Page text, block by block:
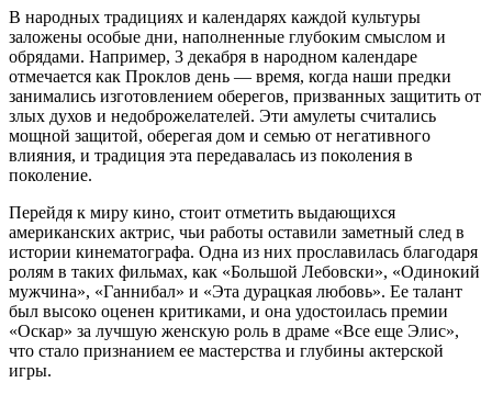
В народных традициях и календарях каждой культуры
заложены особые дни, наполненные глубоким смыслом и
обрядами. Например, 3 декабря в народном календаре
отмечается как Проклов день — время, когда наши предки
занимались изготовлением оберегов, призванных защитить от
злых духов и недоброжелателей. Эти амулеты считались
мощной защитой, оберегая дом и семью от негативного
влияния, и традиция эта передавалась из поколения в
поколение.
Перейдя к миру кино, стоит отметить выдающихся
американских актрис, чьи работы оставили заметный след в
истории кинематографа. Одна из них прославилась благодаря
ролям в таких фильмах, как «Большой Лебовски», «Одинокий
мужчина», «Ганнибал» и «Эта дурацкая любовь». Ее талант
был высоко оценен критиками, и она удостоилась премии
«Оскар» за лучшую женскую роль в драме «Все еще Элис»,
что стало признанием ее мастерства и глубины актерской
игры.